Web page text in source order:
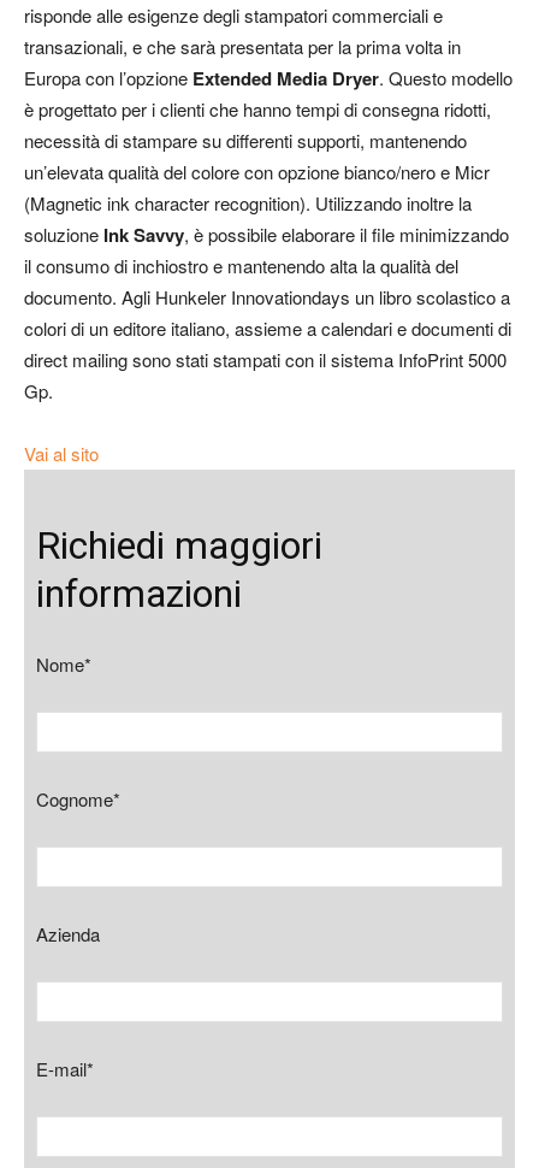
risponde alle esigenze degli stampatori commerciali e
transazionali, e che sarà presentata per la prima volta in
Europa con l’opzione Extended Media Dryer. Questo modello
è progettato per i clienti che hanno tempi di consegna ridotti,
necessità di stampare su differenti supporti, mantenendo
un’elevata qualità del colore con opzione bianco/nero e Micr
(Magnetic ink character recognition). Utilizzando inoltre la
soluzione Ink Savvy, è possibile elaborare il file minimizzando
il consumo di inchiostro e mantenendo alta la qualità del
documento. Agli Hunkeler Innovationdays un libro scolastico a
colori di un editore italiano, assieme a calendari e documenti di
direct mailing sono stati stampati con il sistema InfoPrint 5000
Gp.
Vai al sito
Richiedi maggiori
informazioni
Nome*
Cognome*
Azienda
E-mail*